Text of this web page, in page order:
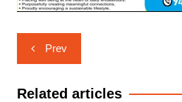
Post
navigation
Prev
Related articles